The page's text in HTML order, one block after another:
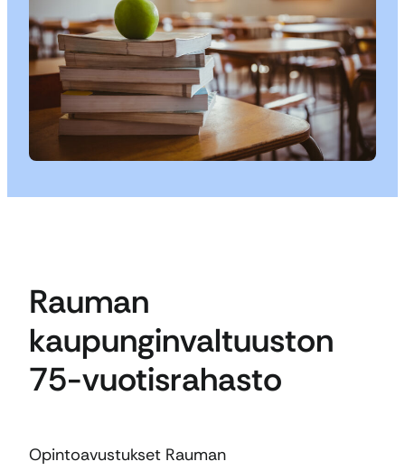
Rauman
kaupunginvaltuuston
75-vuotisrahasto
Opintoavustukset Rauman